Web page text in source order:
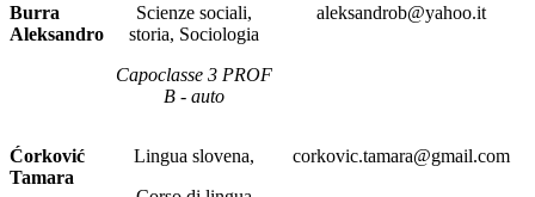
Burra
Aleksandro
Scienze sociali,
storia, Sociologia
Capoclasse 3 PROF
B - auto
aleksandrob@yahoo.it
Ćorković
Tamara
Lingua slovena,
corkovic.tamara@gmail.com